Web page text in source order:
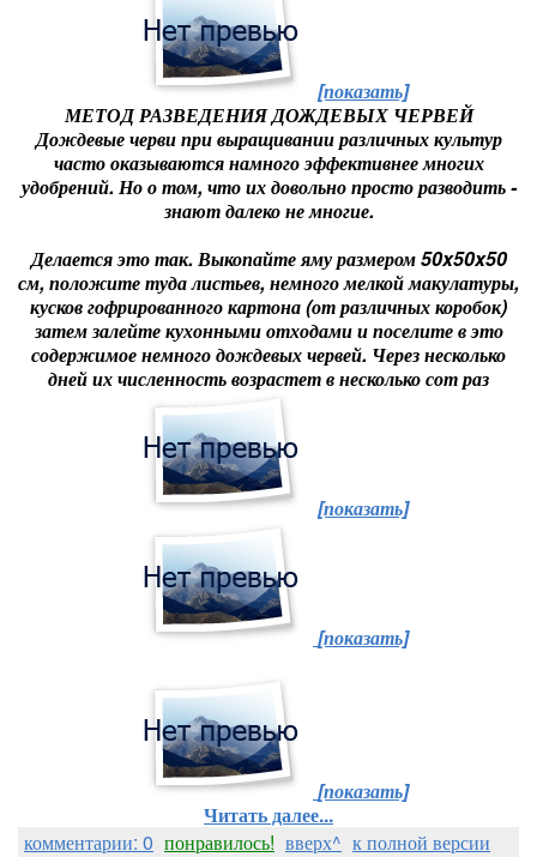
[показать]
МЕТОД РАЗВЕДЕНИЯ ДОЖДЕВЫХ ЧЕРВЕЙ
Дождевые черви при выращивании различных культур
часто оказываются намного эффективнее многих
удобрений. Но о том, что их довольно просто разводить -
знают далеко не многие.
Делается это так. Выкопайте яму размером 50x50x50
см, положите туда листьев, немного мелкой макулатуры,
кусков гофрированного картона (от различных коробок)
затем залейте кухонными отходами и поселите в это
содержимое немного дождевых червей. Через несколько
дней их численность возрастет в несколько сот раз
[показать]
[показать]
[показать]
Читать далее...
комментарии: 0 понравилось! вверх^ к полной версии